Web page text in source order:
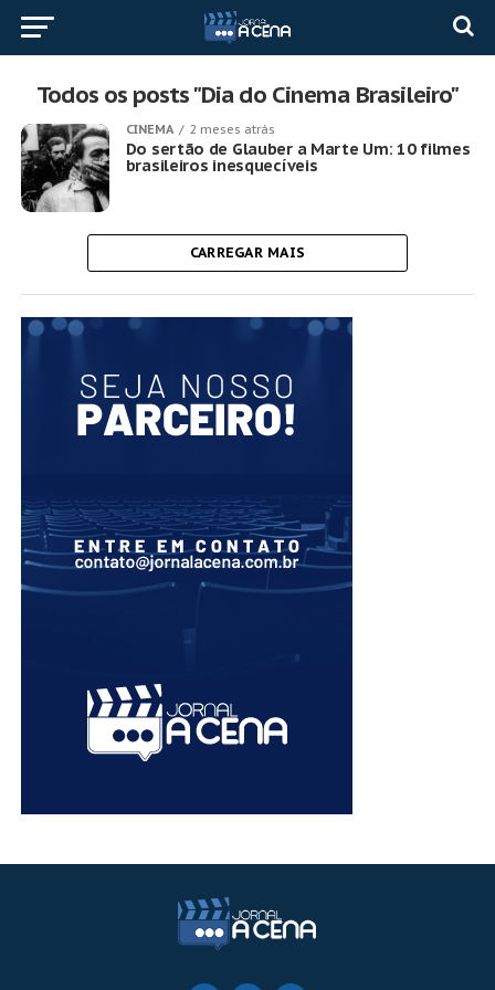
Todos os posts "Dia do Cinema Brasileiro"
CINEMA 2 meses atrás
Do sertão de Glauber a Marte Um: 10 filmes
brasileiros inesquecíveis
CARREGAR MAIS